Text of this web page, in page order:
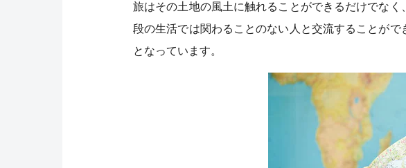
旅はその土地の風土に触れることができるだけでな
段の生活では関わることのない人と交流することが
となっています。